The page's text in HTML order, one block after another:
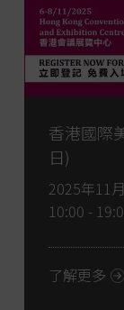
香港國際
日)
2025年11
10:00 -
了解更多